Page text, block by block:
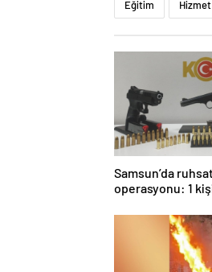
Eğitim Hizmet
Samsun’da
operasyonu: 1